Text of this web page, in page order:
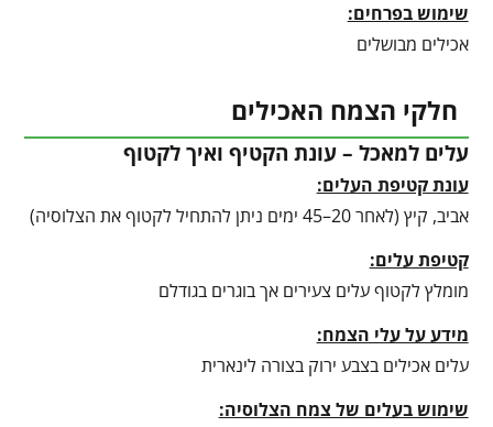
שימוש בפרחים:
אכילים מבושלים
חלקי הצמח האכילים
עלים למאכל – עונת הקטיף ואיך לקטוף
עונת קטיפת העלים:
אביב, קיץ (לאחר 20–45 ימים ניתן להתחיל לקטוף את הצלוסיה)
קטיפת עלים:
מומלץ לקטוף עלים צעירים אך בוגרים בגודלם
מידע על עלי הצמח:
עלים אכילים בצבע ירוק בצורה לינארית
שימוש בעלים של צמח הצלוסיה: